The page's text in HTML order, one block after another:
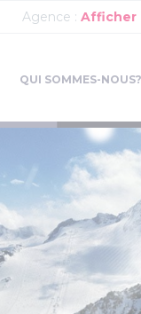
Agence : Afficher
QUI SOMMES-NOUS?